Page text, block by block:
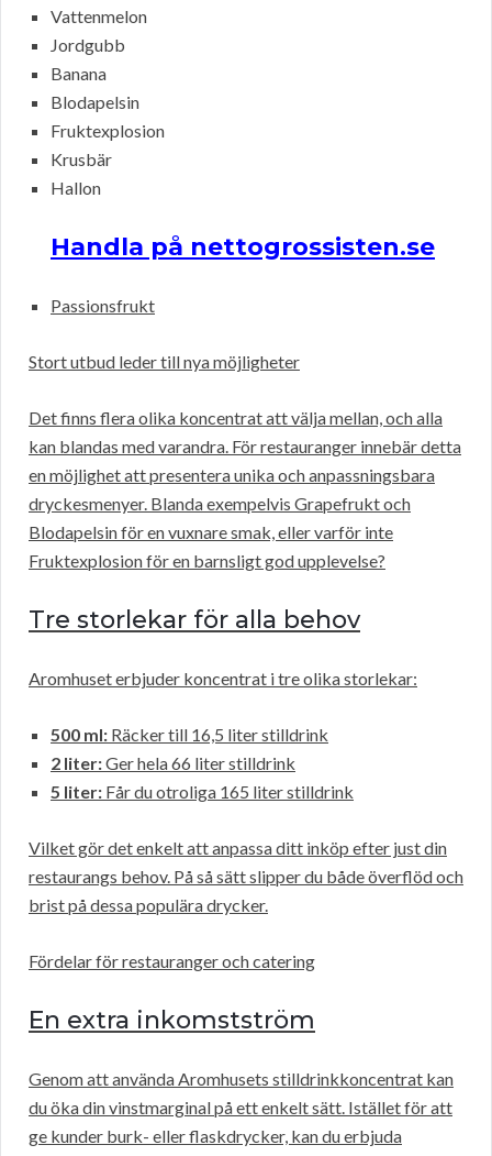
Vattenmelon
Jordgubb
Banana
Blodapelsin
Fruktexplosion
Krusbär
Hallon
Handla på nettogrossisten.se
Passionsfrukt
Stort utbud leder till nya möjligheter
Det finns flera olika koncentrat att välja mellan, och alla
kan blandas med varandra. För restauranger innebär detta
en möjlighet att presentera unika och anpassningsbara
dryckesmenyer. Blanda exempelvis Grapefrukt och
Blodapelsin för en vuxnare smak, eller varför inte
Fruktexplosion för en barnsligt god upplevelse?
Tre storlekar för alla behov
Aromhuset erbjuder koncentrat i tre olika storlekar:
500 ml: Räcker till 16,5 liter stilldrink
2 liter:Ger hela 66 liter stilldrink
5 liter: Får du otroliga 165 liter stilldrink
Vilket gör det enkelt att anpassa ditt inköp efter just din
restaurangs behov. På så sätt slipper du både överflöd och
brist på dessa populära drycker.
Fördelar för restauranger och catering
En extra inkomstström
Genom att använda Aromhusets stilldrinkkoncentrat kan
du öka din vinstmarginal på ett enkelt sätt. Istället för att
ge kunder burk- eller flaskdrycker, kan du erbjuda